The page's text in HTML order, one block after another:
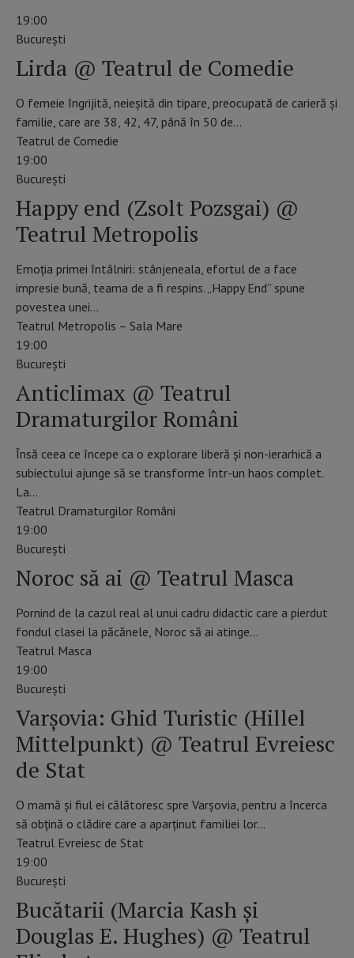
19:00
Bucureşti
Lirda @ Teatrul de Comedie
O femeie îngrijită, neieșită din tipare, preocupată de carieră și
familie, care are 38, 42, 47, până în 50 de…
Teatrul de Comedie
19:00
Bucureşti
Happy end (Zsolt Pozsgai) @
Teatrul Metropolis
Emoția primei întâlniri: stânjeneala, efortul de a face
impresie bună, teama de a fi respins. „Happy End” spune
povestea unei…
Teatrul Metropolis – Sala Mare
19:00
Bucureşti
Anticlimax @ Teatrul
Dramaturgilor Români
Însă ceea ce începe ca o explorare liberă și non-ierarhică a
subiectului ajunge să se transforme într-un haos complet.
La…
Teatrul Dramaturgilor Români
19:00
Bucureşti
Noroc să ai @ Teatrul Masca
Pornind de la cazul real al unui cadru didactic care a pierdut
fondul clasei la păcănele, Noroc să ai atinge…
Teatrul Masca
19:00
Bucureşti
Varșovia: Ghid Turistic (Hillel
Mittelpunkt) @ Teatrul Evreiesc
de Stat
O mamă şi fiul ei călătoresc spre Varşovia, pentru a încerca
să obţină o clădire care a aparţinut familiei lor…
Teatrul Evreiesc de Stat
19:00
Bucureşti
Bucătarii (Marcia Kash și
Douglas E. Hughes) @ Teatrul